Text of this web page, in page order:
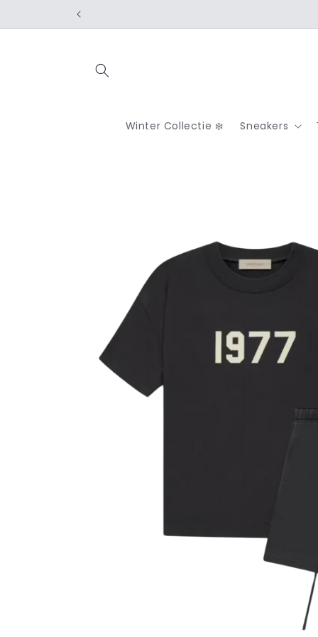
content
Winter Collectie ❄️ Sneakers